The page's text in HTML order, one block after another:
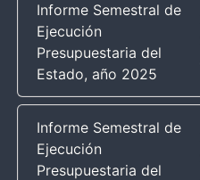
Informe Semestral de
Ejecución
Presupuestaria del
Estado, año 2025
Informe Semestral de
Ejecución
Presupuestaria del